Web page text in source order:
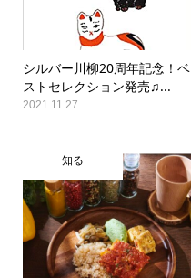
シルバー川柳20周年記念！ベ
ストセレクション発売♫...
2021.11.27
知る